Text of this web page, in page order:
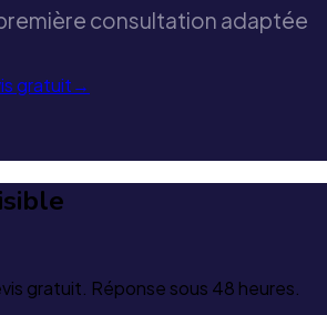
consultation adaptée
gratuit→
gratuit. Réponse sous 48 heures.